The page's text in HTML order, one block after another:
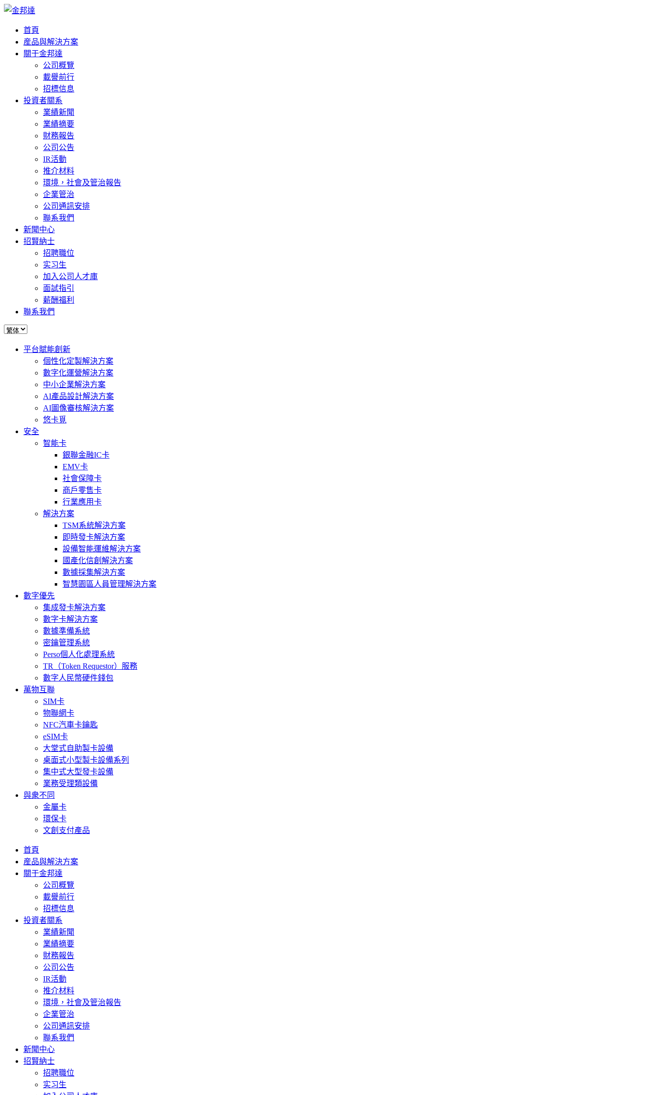
首頁
産品與解決方案
關于金邦達
公司概覽
載譽前行
招標信息
投資者關系
業績新聞
業績摘要
財務報告
公司公告
IR活動
推介材料
環境，社會及管治報告
企業管治
公司通訊安排
聯系我們
新聞中心
招賢納士
招聘職位
实习生
加入公司人才庫
面試指引
薪酬福利
聯系我們
平台賦能創新
個性化定製解決方案
數字化運營解決方案
中小企業解決方案
AI產品設計解決方案
AI圖像審核解決方案
悠卡覓
安全
智能卡
銀聯金融IC卡
EMV卡
社會保障卡
商戶零售卡
行業應用卡
解決方案
TSM系統解決方案
即時發卡解決方案
設備智能運維解決方案
國產化信創解決方案
數據採集解決方案
智慧園區人員管理解決方案
數字優先
集成發卡解決方案
數字卡解決方案
數據準備系統
密鑰管理系統
Perso個人化處理系統
TR（Token Requestor）服務
數字人民幣硬件錢包
萬物互聯
SIM卡
物聯網卡
NFC汽車卡鑰匙
eSIM卡
大堂式自助製卡設備
桌面式小型製卡設備系列
集中式大型發卡設備
業務受理類設備
與衆不同
金屬卡
環保卡
文創支付產品
首頁
産品與解決方案
關于金邦達
公司概覽
載譽前行
招標信息
投資者關系
業績新聞
業績摘要
財務報告
公司公告
IR活動
推介材料
環境，社會及管治報告
企業管治
公司通訊安排
聯系我們
新聞中心
招賢納士
招聘職位
实习生